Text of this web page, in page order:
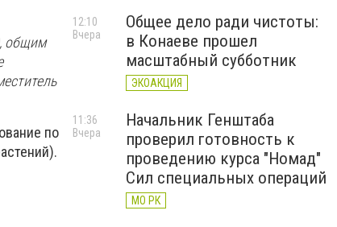
общим
по
).
Общее дело ради чистоты:
в Конаеве прошел
масштабный субботник
ЭКОАКЦИЯ
12:10
Вчера
Начальник Генштаба
проверил готовность к
проведению курса "Номад"
Сил специальных операций
МО РК
11:36
Вчера